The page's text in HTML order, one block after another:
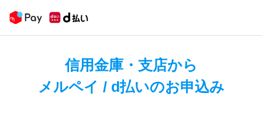
信用金庫・支店から
メルペイ / d払いのお申込み